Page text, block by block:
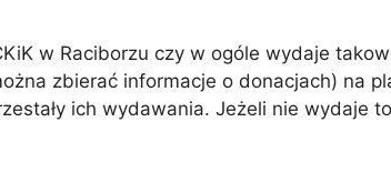
w Raciborzu czy w ogóle wydaje
zbierać informacje o donacjach) na
ich wydawania. Jeżeli nie wydaje